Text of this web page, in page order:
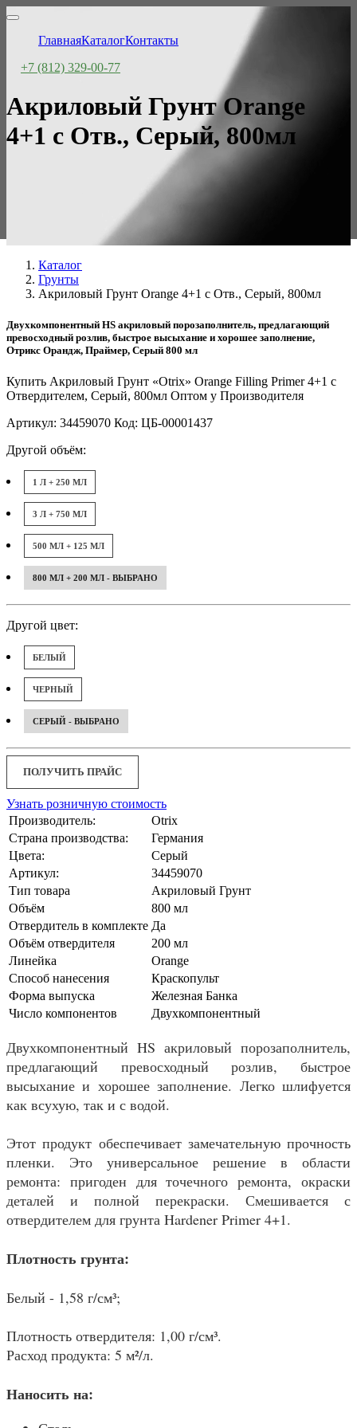
ГлавнаяКаталогКонтакты
+7 (812) 329-00-77
Акриловый Грунт Orange
4+1 с Отв., Серый, 800мл
Каталог
Грунты
Акриловый Грунт Orange 4+1 с Отв., Серый, 800мл
Двухкомпонентный HS акриловый порозаполнитель, предлагающий
превосходный розлив, быстрое высыхание и хорошее заполнение,
Отрикс Орандж, Праймер, Серый 800 мл
Купить Акриловый Грунт «Otrix» Orange Filling Primer 4+1 с
Отвердителем, Серый, 800мл Оптом у Производителя
Артикул: 34459070 Код: ЦБ-00001437
Другой объём:
1 Л + 250 МЛ
3 Л + 750 МЛ
500 МЛ + 125 МЛ
800 МЛ + 200 МЛ - ВЫБРАНО
Другой цвет:
БЕЛЫЙ
ЧЕРНЫЙ
СЕРЫЙ - ВЫБРАНО
ПОЛУЧИТЬ ПРАЙС
Узнать розничную стоимость
Производитель:
Otrix
Страна производства:
Германия
Цвета:
Серый
Артикул:
34459070
Тип товара
Акриловый Грунт
Объём
800 мл
Отвердитель в комплекте Да
Объём отвердителя
200 мл
Линейка
Orange
Способ нанесения
Краскопульт
Форма выпуска
Железная Банка
Число компонентов
Двухкомпонентный
Двухкомпонентный HS акриловый порозаполнитель,
предлагающий превосходный розлив, быстрое
высыхание и хорошее заполнение. Легко шлифуется
как всухую, так и с водой.
Этот продукт обеспечивает замечательную прочность
пленки. Это универсальное решение в области
ремонта: пригоден для точечного ремонта, окраски
деталей и полной перекраски. Смешивается с
отвердителем для грунта Hardener Primer 4+1.
Плотность грунта:
Белый - 1,58 г/см³;
Плотность отвердителя: 1,00 г/см³.
Расход продукта: 5 м²/л.
Наносить на: